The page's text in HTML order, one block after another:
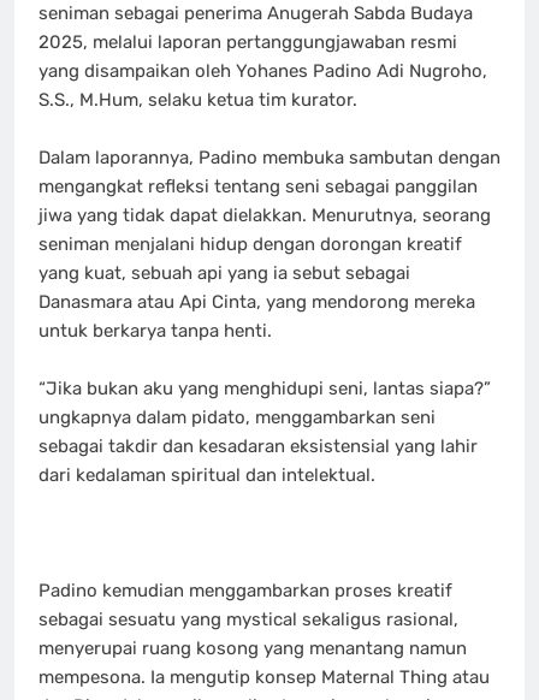
seniman sebagai penerima Anugerah Sabda Budaya
2025, melalui laporan pertanggungjawaban resmi
yang disampaikan oleh Yohanes Padino Adi Nugroho,
S.S., M.Hum, selaku ketua tim kurator.
Dalam laporannya, Padino membuka sambutan dengan
mengangkat refleksi tentang seni sebagai panggilan
jiwa yang tidak dapat dielakkan. Menurutnya, seorang
seniman menjalani hidup dengan dorongan kreatif
yang kuat, sebuah api yang ia sebut sebagai
Danasmara atau Api Cinta, yang mendorong mereka
untuk berkarya tanpa henti.
“Jika bukan aku yang menghidupi seni, lantas siapa?”
ungkapnya dalam pidato, menggambarkan seni
sebagai takdir dan kesadaran eksistensial yang lahir
dari kedalaman spiritual dan intelektual.
Padino kemudian menggambarkan proses kreatif
sebagai sesuatu yang mystical sekaligus rasional,
menyerupai ruang kosong yang menantang namun
mempesona. Ia mengutip konsep Maternal Thing atau